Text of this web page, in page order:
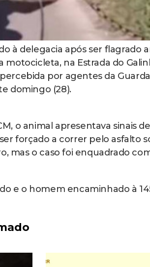
à delegacia após ser flagrado
na Estrada do
por agentes da
domingo (28).
o animal apresentava sinais
forçado a correr pelo asfalto
mas o caso foi enquadrado
e o homem encaminhado à